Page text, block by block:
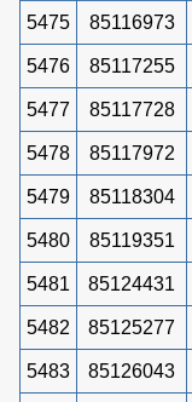
5475 85116973
5476 85117255
5477 85117728
5478 85117972
5479 85118304
5480 85119351
5481 85124431
5482 85125277
5483 85126043